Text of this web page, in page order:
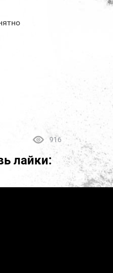
916
лайки: